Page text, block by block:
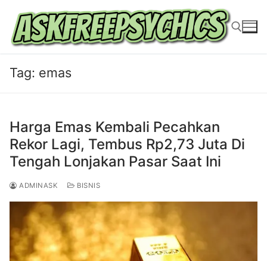
konten
Tag: emas
Harga Emas Kembali Pecahkan
Rekor Lagi, Tembus Rp2,73 Juta Di
Tengah Lonjakan Pasar Saat Ini
ADMINASK BISNIS